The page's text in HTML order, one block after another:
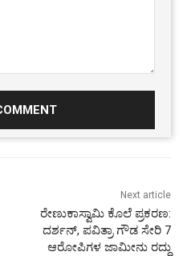
Next article
ರೇಣುಕಾಸ್ವಾಮಿ ಕೊಲೆ ಪ್ರಕರಣ:
ದರ್ಶನ್, ಪವಿತ್ರಾ ಗೌಡ ಸೇರಿ 7
ಆರೋಪಿಗಳ ಜಾಮೀನು ರದ್ದು